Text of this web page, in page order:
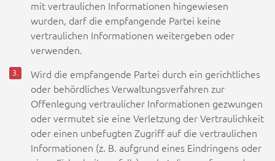
mit vertraulichen Informationen hingewiesen
wurden, darf die empfangende Partei keine
vertraulichen Informationen weitergeben oder
verwenden.
Wird die empfangende Partei durch ein gerichtliches
oder behördliches Verwaltungsverfahren zur
Offenlegung vertraulicher Informationen gezwungen
oder vermutet sie eine Verletzung der Vertraulichkeit
oder einen unbefugten Zugriff auf die vertraulichen
Informationen (z. B. aufgrund eines Eindringens oder